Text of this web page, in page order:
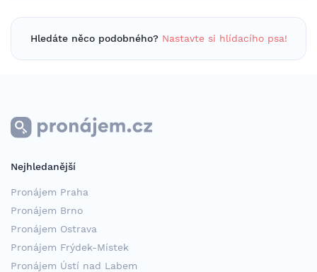
Hledáte něco podobného? Nastavte si hlídacího psa!
Nejhledanější
Pronájem Praha
Pronájem Brno
Pronájem Ostrava
Pronájem Frýdek-Místek
Pronájem Ústí nad Labem